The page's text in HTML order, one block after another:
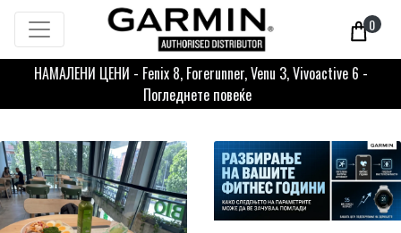
0
НАМАЛЕНИ ЦЕНИ - Fenix 8, Forerunner, Venu 3, Vivoactive 6 -
Погледнете повеќе